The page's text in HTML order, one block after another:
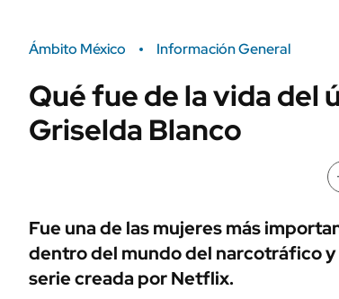
Ámbito México Información General
Qué fue de la vida del
Griselda Blanco
Fue una de las mujeres más
dentro del mundo del narcotráfico
serie creada por Netflix.